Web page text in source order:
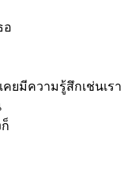
อ
คยมีความรู้สึกเช่นเรา